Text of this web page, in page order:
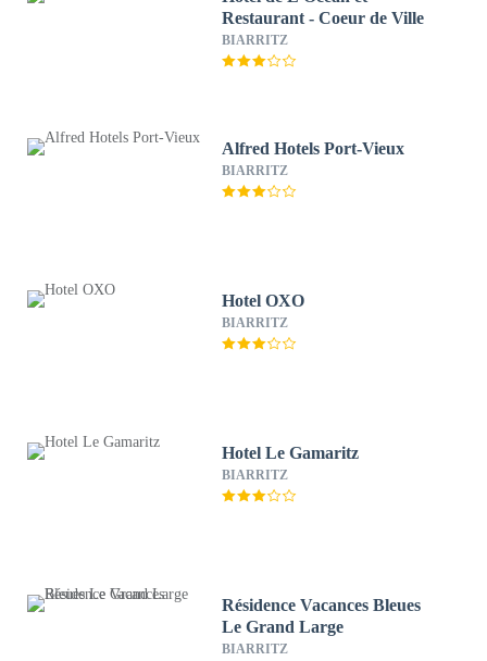
Restaurant - Coeur de Ville
BIARRITZ
Alfred Hotels Port-Vieux
BIARRITZ
Hotel OXO
BIARRITZ
Hotel Le Gamaritz
BIARRITZ
Résidence Vacances Bleues
Le Grand Large
BIARRITZ